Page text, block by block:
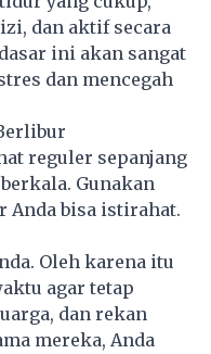
dan aktif secara
ini akan sangat
dan mencegah
reguler sepanjang
Gunakan
Anda bisa istirahat.
Oleh karena itu
agar tetap
dan rekan
mereka, Anda